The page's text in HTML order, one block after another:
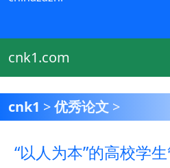
cnk1.com
cnk1 >优秀论文 >
“以人为本”的高校学